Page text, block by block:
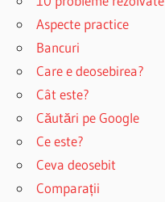
Aspecte practice
Bancuri
Care e deosebirea?
Cât este?
Căutări pe Google
Ce este?
Ceva deosebit
Comparații